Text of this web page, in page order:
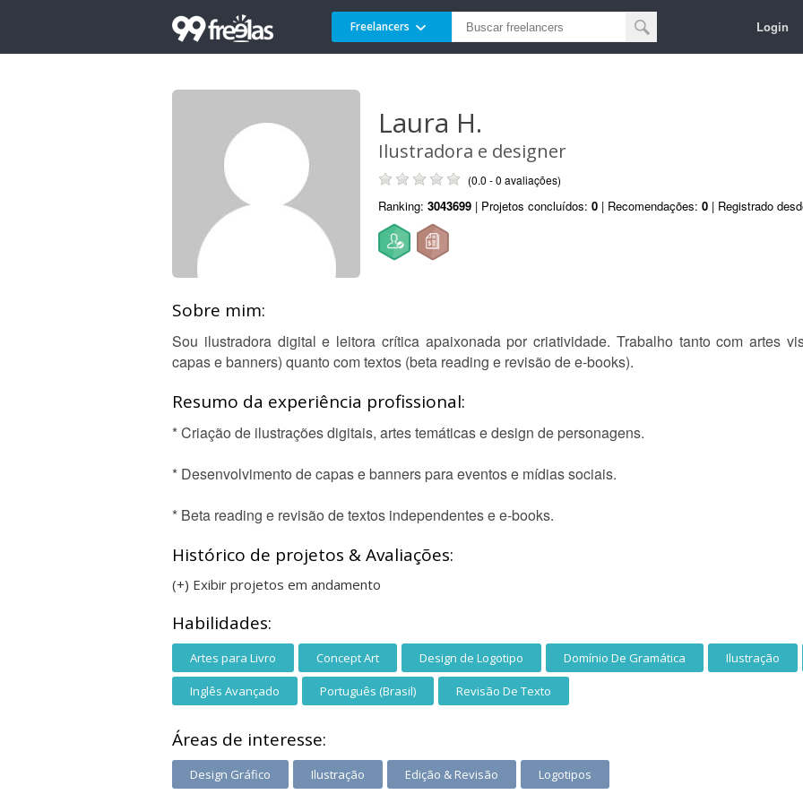
Freelancers Login
Laura H.
Ilustradora e designer
(0.0 - 0 avaliações)
Ranking: 3043699 | Projetos concluídos: 0 | Recomendações: 0 | Registrado
Sobre mim:
Sou ilustradora digital e leitora crítica apaixonada por criatividade. Trabalho tanto com artes
capas e banners) quanto com textos (beta reading e revisão de e-books).
Resumo da experiência profissional:
* Criação de ilustrações digitais, artes temáticas e design de personagens.
* Desenvolvimento de capas e banners para eventos e mídias sociais.
* Beta reading e revisão de textos independentes e e-books.
Histórico de projetos & Avaliações:
(+) Exibir projetos em andamento
Habilidades:
Artes para Livro Concept Art Design de Logotipo Domínio De Gramática Ilustração
Inglês Avançado Português (Brasil) Revisão De Texto
Áreas de interesse:
Design Gráfico Ilustração Edição & Revisão Logotipos